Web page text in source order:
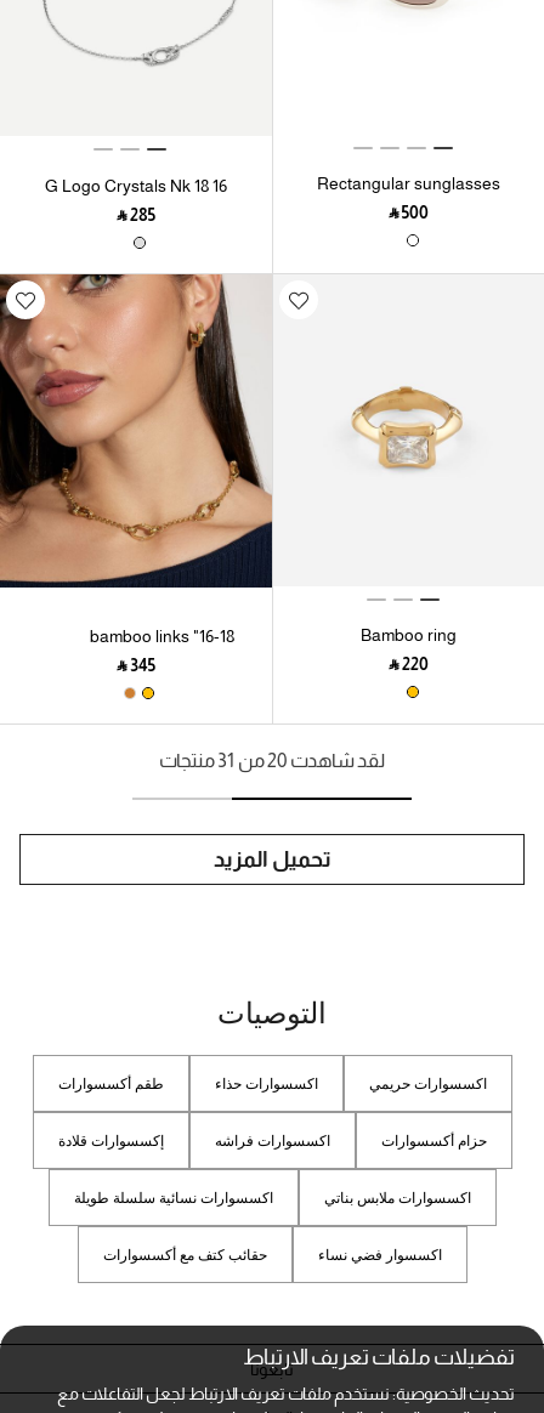
تفضيلات ملفات تعريف الارتباط
تحديث الخصوصية: نستخدم ملفات تعريف الارتباط لجعل التفاعلات مع
Rectangular sunglasses
‎ ⃁ ⁦500⁩ ‎
16 18 G Logo Crystals Nk
‎ ⃁ ⁦285⁩ ‎
Bamboo ring
‎ ⃁ ⁦220⁩ ‎
16-18" bamboo links
‎ ⃁ ⁦345⁩ ‎
لقد شاهدت 20 من 31 منتجات
تحميل المزيد
التوصيات
اكسسوارات حريمي اكسسوارات حذاء طقم أكسسوارات
حزام أكسسوارات اكسسوارات فراشه إكسسوارات قلادة
اكسسوارات ملابس بناتي اكسسوارات نسائية سلسلة طويلة
اكسسوار فضي نساء حقائب كتف مع أكسسوارات
تابعونا